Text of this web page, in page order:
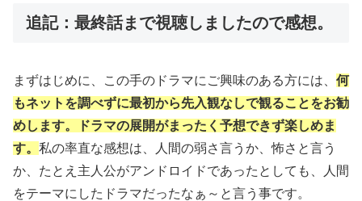
追記：最終話まで視聴しましたので感想。
まずはじめに、この手のドラマにご興味のある方には、 何
もネットを調べずに最初から先入観なしで観ることをお勧
めします。ドラマの展開がまったく予想できず楽しめま
す。 私の率直な感想は、人間の弱さ言うか、怖さと言う
か、たとえ主人公がアンドロイドであったとしても、人間
をテーマにしたドラマだったなぁ～と言う事です。